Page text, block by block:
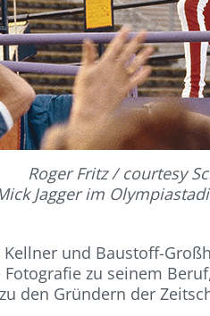
Roger Fritz / courtesy
Jagger im
und Baustoff-
zu seinem
den Gründern der